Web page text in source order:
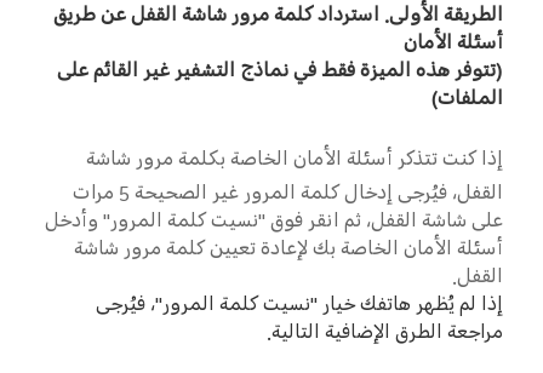
الطريقة الأولى. استرداد كلمة مرور شاشة القفل عن طريق
أسئلة الأمان
(تتوفر هذه الميزة فقط في نماذج التشفير غير القائم على
الملفات)
إذا كنت تتذكر أسئلة الأمان الخاصة بكلمة مرور شاشة
القفل، فيُرجى إدخال كلمة المرور غير الصحيحة 5 مرات
على شاشة القفل، ثم انقر فوق"نسيت كلمة المرور"وأدخل
أسئلة الأمان الخاصة بك لإعادة تعيين كلمة مرور شاشة
القفل.
إذا لم يُظهر هاتفك خيار"نسيت كلمة المرور"، فيُرجى
مراجعة الطرق الإضافية التالية.